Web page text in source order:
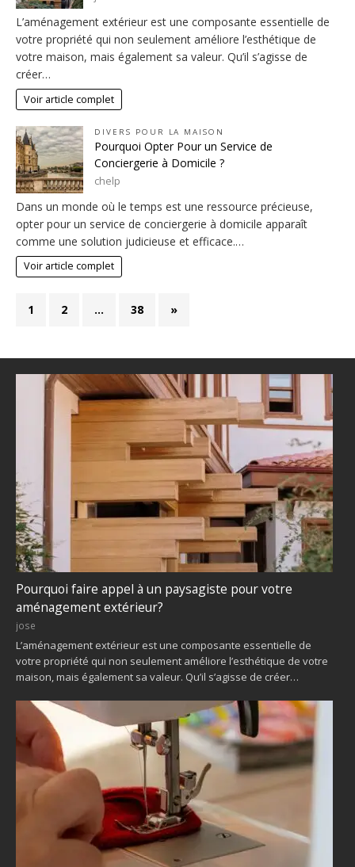
L’aménagement extérieur est une composante essentielle de
votre propriété qui non seulement améliore l’esthétique de
votre maison, mais également sa valeur. Qu’il s’agisse de
créer…
Voir article complet
DIVERS POUR LA MAISON
Pourquoi Opter Pour un Service de
Conciergerie à Domicile ?
chelp
Dans un monde où le temps est une ressource précieuse,
opter pour un service de conciergerie à domicile apparaît
comme une solution judicieuse et efficace.…
Voir article complet
1 2 … 38 »
Pourquoi faire appel à un paysagiste pour votre
aménagement extérieur?
jose
L’aménagement extérieur est une composante essentielle de
votre propriété qui non seulement améliore l’esthétique de votre
maison, mais également sa valeur. Qu’il s’agisse de créer…